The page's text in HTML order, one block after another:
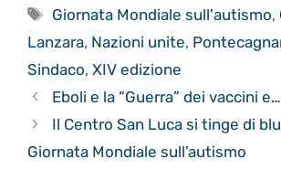
Tag
Giornata Mondiale sull'autismo,
Lanzara, Nazioni unite,
Sindaco, XIV edizione
Eboli e la “Guerra” dei vaccini
Il Centro San Luca si tinge di
Giornata Mondiale sull’autismo